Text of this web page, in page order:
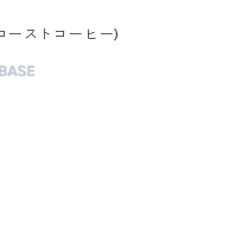
ーストコーヒー)